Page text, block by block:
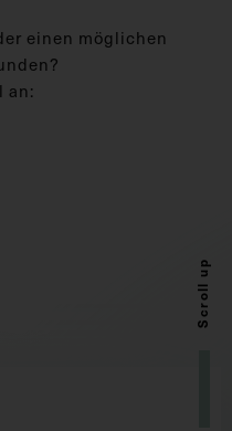
einen möglichen
an:
Scroll up